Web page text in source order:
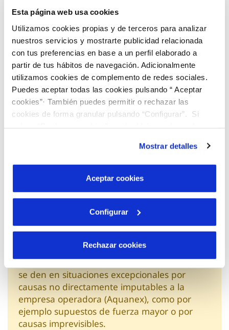
Esta página web usa cookies
Utilizamos cookies propias y de terceros para analizar
nuestros servicios y mostrarte publicidad relacionada
con tus preferencias en base a un perfil elaborado a
partir de tus hábitos de navegación. Adicionalmente
utilizamos cookies de complemento de redes sociales.
Puedes aceptar todas las cookies pulsando “ Aceptar
cookies”· También puedes permitir o rechazar las
cookies de forma granular pulsando “Configurar”. Si
son indispensables para que el sitio web funcione y que
por tanto no se pueden desactivar. Puedes consultar
más información en nuestraPolítica de Cookies
Mostrar detalles
Aceptar cookies
Configurar
Rechazar cookies
Responsabilidad
Eficiencia
Cercanía
En tu municipio adquirimos estos cinco
situaciones de estabilidad. No se
considerarán incumplimientos aquellos que
se den en situaciones excepcionales por
causas no directamente imputables a la
empresa operadora (Aquanex), como por
ejemplo supuestos de fuerza mayor o por
causas imprevisibles.